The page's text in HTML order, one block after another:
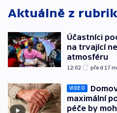
Aktuálně z
Účastníci
na trvající
atmosféru
12:02 před 17 m
VIDEO
maximální
péče by